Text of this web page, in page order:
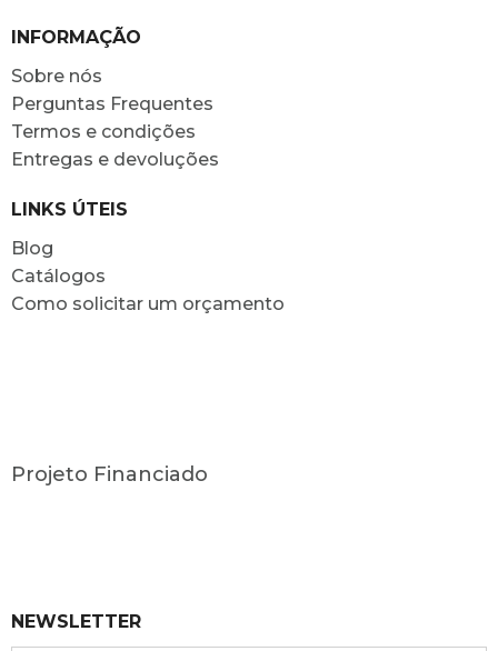
INFORMAÇÃO
Sobre nós
Perguntas Frequentes
Termos e condições
Entregas e devoluções
LINKS ÚTEIS
Blog
Catálogos
Como solicitar um orçamento
Projeto Financiado
NEWSLETTER